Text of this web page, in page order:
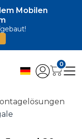
Mobilen
0